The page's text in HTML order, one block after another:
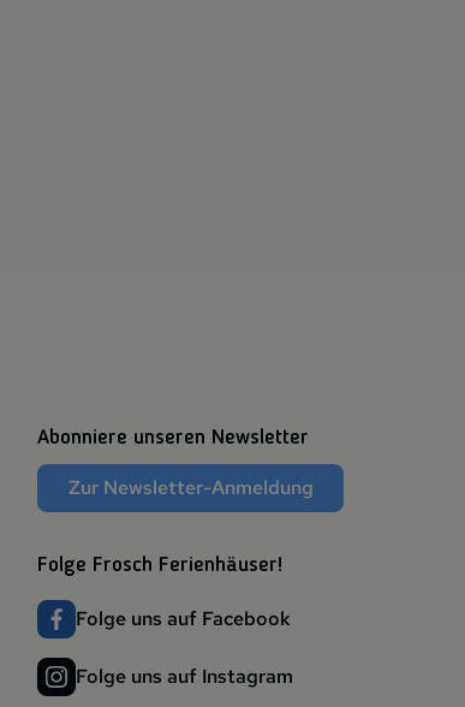
Abonniere unseren Newsletter
Zur Newsletter-Anmeldung
Folge Frosch Ferienhäuser!
Folge uns auf Facebook
Folge uns auf Instagram